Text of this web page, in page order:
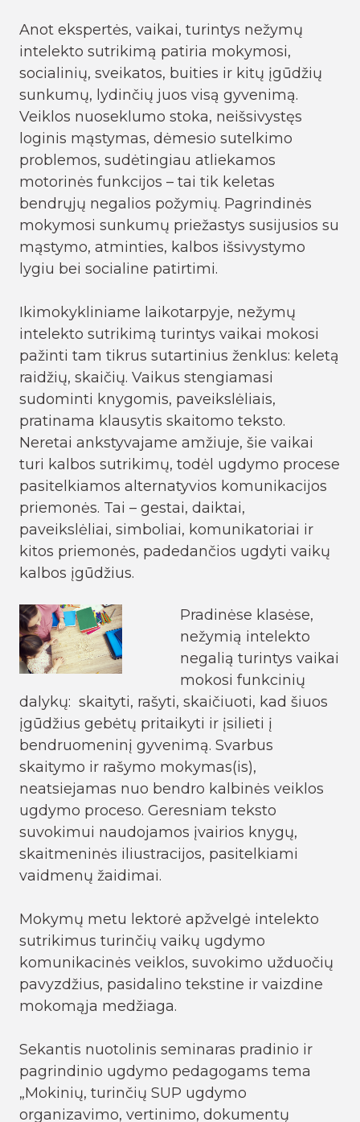
Anot ekspertės, vaikai, turintys nežymų
intelekto sutrikimą patiria mokymosi,
socialinių, sveikatos, buities ir kitų įgūdžių
sunkumų, lydinčių juos visą gyvenimą.
Veiklos nuoseklumo stoka, neišsivystęs
loginis mąstymas, dėmesio sutelkimo
problemos, sudėtingiau atliekamos
motorinės funkcijos – tai tik keletas
bendrųjų negalios požymių. Pagrindinės
mokymosi sunkumų priežastys susijusios su
mąstymo, atminties, kalbos išsivystymo
lygiu bei socialine patirtimi.
Ikimokykliniame laikotarpyje, nežymų
intelekto sutrikimą turintys vaikai mokosi
pažinti tam tikrus sutartinius ženklus: keletą
raidžių, skaičių. Vaikus stengiamasi
sudominti knygomis, paveikslėliais,
pratinama klausytis skaitomo teksto.
Neretai ankstyvajame amžiuje, šie vaikai
turi kalbos sutrikimų, todėl ugdymo procese
pasitelkiamos alternatyvios komunikacijos
priemonės. Tai – gestai, daiktai,
paveikslėliai, simboliai, komunikatoriai ir
kitos priemonės, padedančios ugdyti vaikų
kalbos įgūdžius.
Pradinėse klasėse,
nežymią intelekto
negalią turintys vaikai
mokosi funkcinių
dalykų: skaityti, rašyti, skaičiuoti, kad šiuos
įgūdžius gebėtų pritaikyti ir įsilieti į
bendruomeninį gyvenimą. Svarbus
skaitymo ir rašymo mokymas(is),
neatsiejamas nuo bendro kalbinės veiklos
ugdymo proceso. Geresniam teksto
suvokimui naudojamos įvairios knygų,
skaitmeninės iliustracijos, pasitelkiami
vaidmenų žaidimai.
Mokymų metu lektorė apžvelgė intelekto
sutrikimus turinčių vaikų ugdymo
komunikacinės veiklos, suvokimo užduočių
pavyzdžius, pasidalino tekstine ir vaizdine
mokomąja medžiaga.
Sekantis nuotolinis seminaras pradinio ir
pagrindinio ugdymo pedagogams tema
„Mokinių, turinčių SUP ugdymo
organizavimo, vertinimo, dokumentų